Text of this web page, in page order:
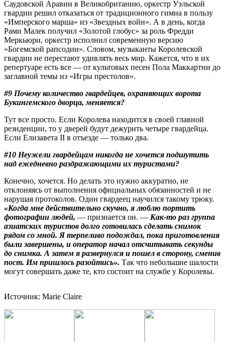
Саудовской Аравии в Великобританию, оркестр Уэльской
гвардии решил отказаться от традиционного гимна в пользу
«Имперского марша» из «Звездных войн». А в день, когда
Рами Малек получил «Золотой глобус» за роль Фредди
Меркьюри, оркестр исполнил современную версию
«Богемской рапсодии». Словом, музыканты Королевской
гвардии не перестают удивлять весь мир. Кажется, что в их
репертуаре есть все — от культовых песен Пола Маккартни до
заглавной темы из «Игры престолов».
#9 Почему количество гвардейцев, охраняющих ворота
Букингемского дворца, меняется?
Тут все просто. Если Королева находится в своей главной
резиденции, то у дверей будут дежурить четыре гвардейца.
Если Елизавета II в отъезде — только два.
#10 Неужели гвардейцам никогда не хочется подшутить
над ежедневно раздражающими их туристами?
Конечно, хочется. Но делать это нужно аккуратно, не
отклоняясь от выполнения официальных обязанностей и не
нарушая протоколов. Один гвардеец научился такому трюку.
«Когда мне действительно скучно, я люблю портить
фотографии людей, — признается он. — Как-то раз группа
азиатских туристов долго готовилась сделать снимок
рядом со мной. Я терпеливо подождал, пока приготовления
были завершены, и оператор начал отсчитывать секунды
до снимка. А затем я развернулся и пошел в сторону, сменив
пост. Им пришлось разойтись». Так что небольшие шалости
могут совершать даже те, кто состоит на службе у Королевы.
Источник: Marie Claire